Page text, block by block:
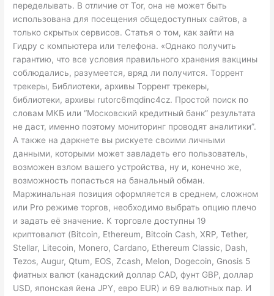
переделывать. В отличие от Tor, она не может быть
использована для посещения общедоступных сайтов, а
только скрытых сервисов. Статья о том, как зайти на
Гидру с компьютера или телефона. «Однако получить
гарантию, что все условия правильного хранения вакцины
соблюдались, разумеется, вряд ли получится. Торрент
трекеры, Библиотеки, архивы Торрент трекеры,
библиотеки, архивы rutorc6mqdinc4cz. Простой поиск по
словам МКБ или “Московский кредитный банк” результата
не даст, именно поэтому мониторинг проводят аналитики”.
А также на даркнете вы рискуете своими личными
данными, которыми может завладеть его пользователь,
возможен взлом вашего устройства, ну и, конечно же,
возможность попасться на банальный обман.
Маржинальная позиция оформляется в среднем, сложном
или Pro режиме торгов, необходимо выбрать опцию плечо
и задать её значение. К торговле доступны 19
криптовалют (Bitcoin, Ethereum, Bitcoin Cash, XRP, Tether,
Stellar, Litecoin, Monero, Cardano, Ethereum Classic, Dash,
Tezos, Augur, Qtum, EOS, Zcash, Melon, Dogecoin, Gnosis 5
фиатных валют (канадский доллар CAD, фунт GBP, доллар
USD, японская йена JPY, евро EUR) и 69 валютных пар. И